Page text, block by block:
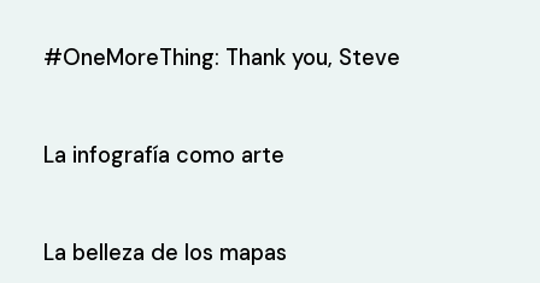
#OneMoreThing: Thank you, Steve
La infografía como arte
La belleza de los mapas